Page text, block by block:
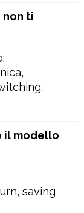
non ti
il modello
saving